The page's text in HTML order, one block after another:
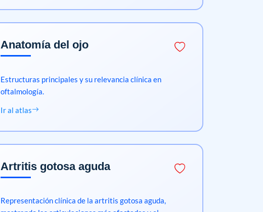
Anatomía del ojo
Estructuras principales y su relevancia clínica en
oftalmología.
Ir al atlas
Artritis gotosa aguda
Representación clínica de la artritis gotosa aguda,